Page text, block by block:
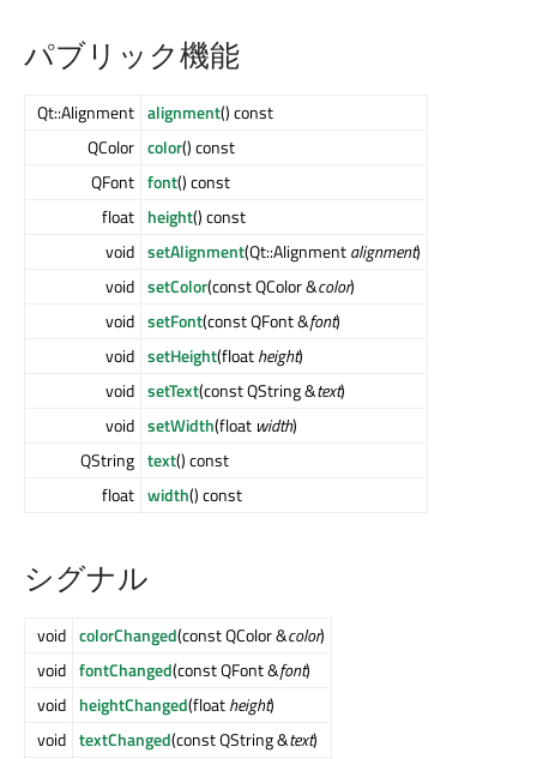
パブリック機能
Qt::Alignment alignment() const
QColor color() const
QFont font() const
float height() const
void setAlignment(Qt::Alignmentalignment)
void setColor(const QColor &color)
void setFont(const QFont &font)
void setHeight(floatheight)
void setText(const QString &text)
void setWidth(float width)
QString text() const
float width() const
シグナル
void colorChanged(const QColor &color)
void fontChanged(const QFont &font)
void heightChanged(floatheight)
void textChanged(const QString &text)